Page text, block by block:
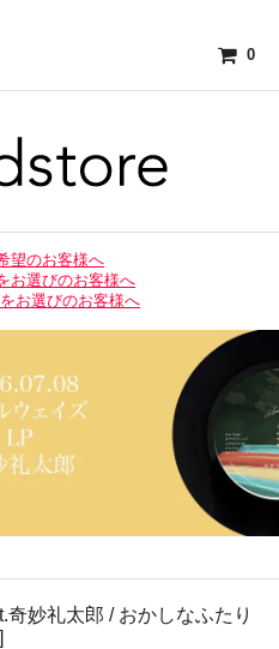
0
望のお客様へ
お選びのお客様へ
お選びのお客様へ
妙礼太郎 / おかしなふたり